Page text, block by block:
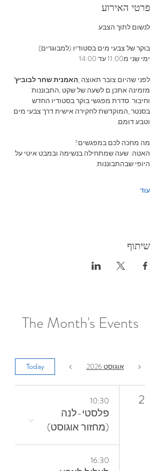
פרטי האירוע
לנשום‭ ‬לתוך‭ ‬הצבע
בוקר‭ ‬של‭ ‬צבעי‭ ‬מים‭ ‬בסטודיו (למבוגרים)
ימי‭ ‬שני‭ ‬מ11:00 עד 14:00
לפני‭ ‬שהיום‭ ‬צובר‭ ‬תאוצה‭, ‬האמנית‭ ‬שחר‭ ‬לבוביץ'
‬וטבע‭ ‬דומם‭.‬
מה‭ ‬מחכה‭ ‬לכם‭ ‬במפגשים‭?‬
‬היופי‭ ‬שבהתבוננות‭.‬
עוד
שיתוף
The Month's Events
אוגוסט 2026 Today
2
10:30
פלסטי-לנה
(מחזור אוגוסט)
16:30